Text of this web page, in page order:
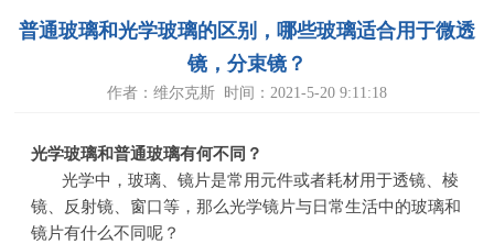
普通玻璃和光学玻璃的区别，哪些玻璃适合用于微透
镜，分束镜？
作者：维尔克斯 时间：2021-5-20 9:11:18
光学玻璃和普通玻璃有何不同？
光学中，玻璃、镜片是常用元件或者耗材用于透镜、棱
镜、反射镜、窗口等，那么光学镜片与日常生活中的玻璃和
镜片有什么不同呢？